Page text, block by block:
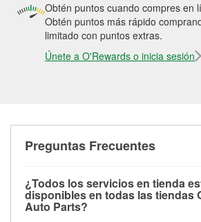
Obtén puntos cuando compres en
Obtén puntos más rápido
limitado con puntos extras.
Únete a O'Rewards o inicia sesión
Preguntas Frecuentes
¿Todos los servicios en tienda
disponibles en todas las tiendas
Auto Parts?